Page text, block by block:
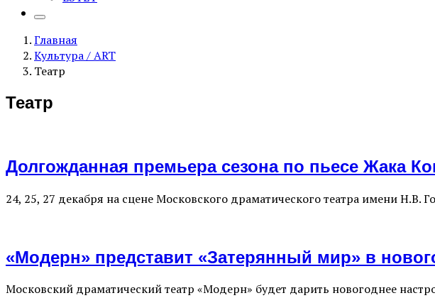
Главная
Культура / ART
Театр
Театр
Долгожданная премьера сезона по пьесе Жака
24, 25, 27 декабря на сцене Московского драматического театра имени Н.В.
«Модерн» представит «Затерянный мир» в
Московский драматический театр «Модерн» будет дарить новогоднее